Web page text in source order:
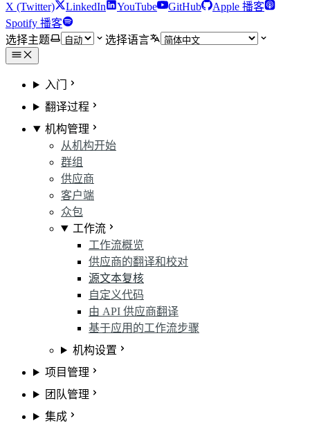
X (Twitter) LinkedIn YouTube GitHub
Apple 播客
Spotify 播客
选择主题
选择语言
入门
翻译过程
机构管理
从机构开始
群组
供应商
客户端
众包
工作流
工作流概览
供应商的翻译和校对
源文本复核
自定义代码
由 API 供应商翻译
基于应用的工作流步骤
机构设置
项目管理
团队管理
集成